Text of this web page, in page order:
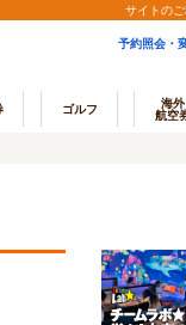
サイトの
予約照会・
ゴルフ
海外
航空